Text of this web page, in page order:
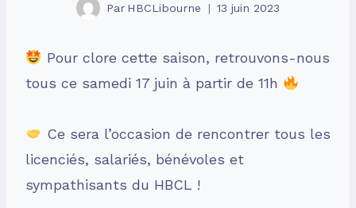
Par HBCLibourne 13 juin 2023
Pour clore cette saison, retrouvons-nous
tous ce samedi 17 juin à partir de 11h
Ce sera l’occasion de rencontrer tous les
licenciés, salariés, bénévoles et
sympathisants du HBCL !